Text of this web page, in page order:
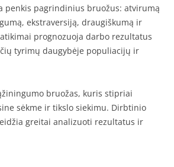
penkis pagrindinius bruožus: atvirumą
ekstraversiją, draugiškumą ir
prognozuoja darbo rezultatus
tyrimų daugybėje populiacijų ir
bruožas, kuris stipriai
sėkme ir tikslo siekimu. Dirbtinio
greitai analizuoti rezultatus ir